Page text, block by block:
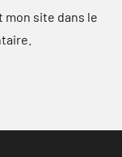
mon site dans le